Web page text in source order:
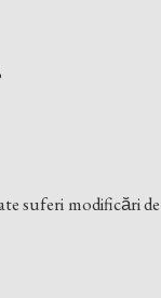
suferi modificări de